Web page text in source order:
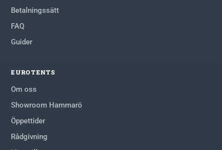
Betalningssätt
FAQ
Guider
EUROTENTS
Om oss
Showroom Hammarö
Öppettider
Rådgivning